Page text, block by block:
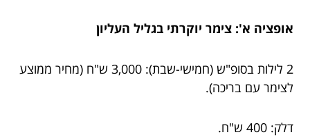
אופציה א': צימר יוקרתי בגליל העליון
2 לילות בסופ"ש (חמישי-שבת): 3,000 ש"ח (מחיר ממוצע
לצימר עם בריכה).
דלק: 400 ש"ח.